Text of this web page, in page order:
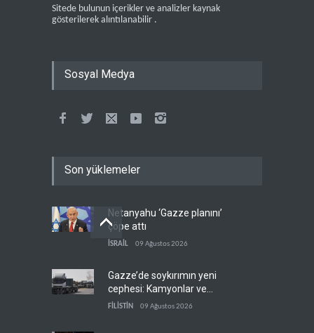
Sitede bulunun içerikler ve analizler kaynak
gösterilerek alıntılanabilir .
Sosyal Medya
Son yüklemeler
Netanyahu ‘Gazze planını’
çöpe attı
İSRAİL 09 Ağustos 2026
Gazze’de soykırımın yeni
cephesi: Kamyonlar ve
sürücüler de hedefte
FİLİSTİN 09 Ağustos 2026